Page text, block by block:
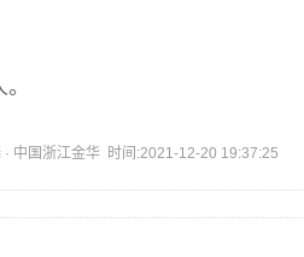
· 中国浙江金华 时间:2021-12-20 19:37:25